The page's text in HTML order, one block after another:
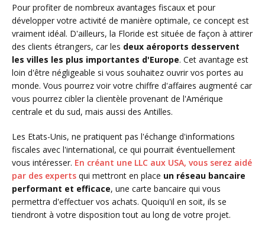
Pour profiter de nombreux avantages fiscaux et pour
développer votre activité de manière optimale, ce concept est
vraiment idéal. D'ailleurs, la Floride est située de façon à attirer
des clients étrangers, car les deux aéroports desservent
les villes les plus importantes d'Europe. Cet avantage est
loin d'être négligeable si vous souhaitez ouvrir vos portes au
monde. Vous pourrez voir votre chiffre d'affaires augmenté car
vous pourrez cibler la clientèle provenant de l'Amérique
centrale et du sud, mais aussi des Antilles.
Les Etats-Unis, ne pratiquent pas l'échange d'informations
fiscales avec l'international, ce qui pourrait éventuellement
vous intéresser. En créant une LLC aux USA, vous serez aidé
par des experts qui mettront en place un réseau bancaire
performant et efficace, une carte bancaire qui vous
permettra d'effectuer vos achats. Quoiqu'il en soit, ils se
tiendront à votre disposition tout au long de votre projet.